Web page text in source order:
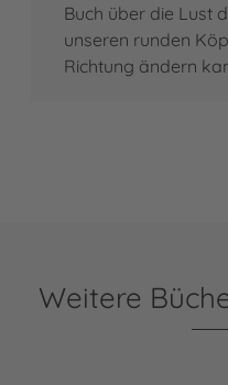
Buch über die Lust
unseren runden
Richtung ändern
Weitere